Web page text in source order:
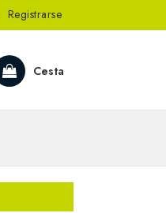
Registrarse
Cesta